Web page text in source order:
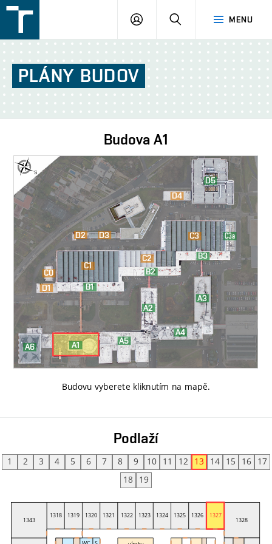
v
Brně
MENU
PŘIHLÁŠENÍ
PLÁNY BUDOV
Budova A1
Budovu vyberete kliknutím na mapě.
Podlaží
1 2 3 4 5 6 7 8 9 10 11 12 13 14 15 16
17
18
19